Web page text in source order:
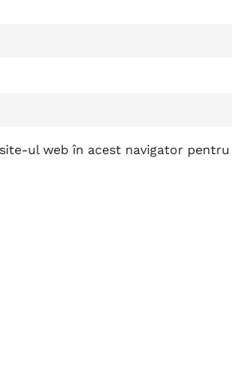
ul web în acest navigator